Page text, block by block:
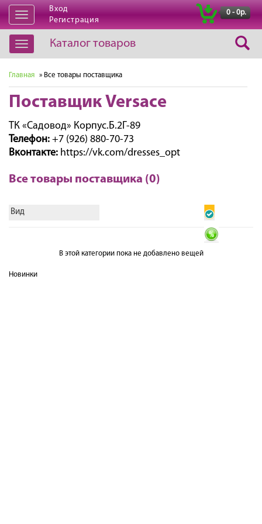
Открыть
навигацию
Вход
Регистрация
0 - 0р.
Открыть
навигацию
Каталог товаров
Главная » Все товары поставщика
Поставщик Versace
ТК «Садовод» Корпус.Б.2Г-89
Телефон: +7 (926) 880-70-73
Вконтакте: https://vk.com/dresses_opt
Все товары поставщика (0)
Вид
В этой категории пока не добавлено вещей
Новинки